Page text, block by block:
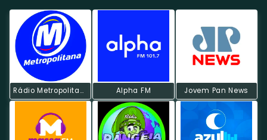
Rádio Metropolitana POP Alpha FM Jovem Pan News